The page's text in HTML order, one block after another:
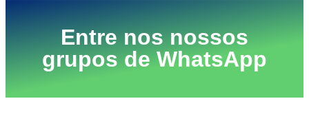
Entre nos nossos
grupos de WhatsApp